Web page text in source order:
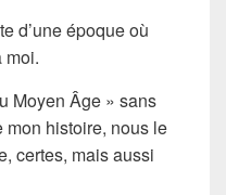
d’une époque où
moi.
Moyen Âge » sans
mon histoire, nous le
certes, mais aussi